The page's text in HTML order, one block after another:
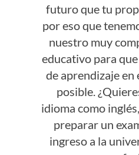
futuro que tu
por eso que
nuestro muy
educativo para
de aprendizaje
posible.
idioma como
preparar un
ingreso a la